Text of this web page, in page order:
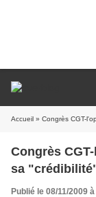
Accueil » Congrès CGT-
Congrès
sa
Publié le 08/11/2009